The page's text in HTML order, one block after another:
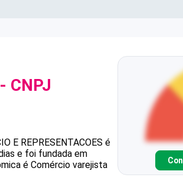
- CNPJ
E REPRESENTACOES é
e foi fundada em
é Comércio varejista